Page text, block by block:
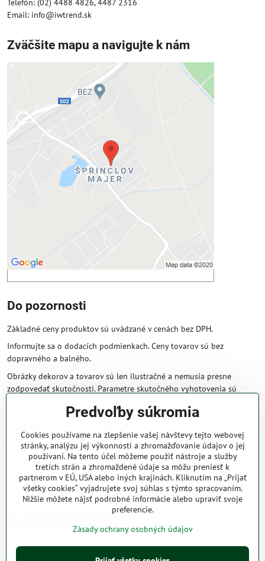
Email: info@iwtrend.sk
Zväčšite mapu a navigujte k nám
Externý obsah je blokovaný
Prajete si načítať externý obsah?
Povoliť tentokrát
Povoliť a zapamätať - súhlas s druhom
cookie: Funkčné
Otvoriť obsah v novom okne
Do pozornosti
Základné ceny produktov sú uvádzané v cenách bez DPH.
Informujte sa o dodacích podmienkach. Ceny tovarov sú bez
dopravného a balného.
Obrázky dekorov a tovarov sú len ilustračné a nemusia presne
zodpovedať skutočnosti. Parametre skutočného vyhotovenia sú
Obchodné podmienky
Naše obchodné podmienky zaručujú bezproblémové spracovanie
Vašej zakázky online.
V prípade, že máte s nami už dojednané obchodné podmienky, ceny a
zľavy z minulosti, platia tie, ktoré sú pre Vás výhodnejšie.
Predvoľby súkromia
Cookies používame na zlepšenie vašej návštevy tejto webovej
stránky, analýzu jej výkonnosti a zhromažďovanie údajov o jej
používaní. Na tento účel môžeme použiť nástroje a služby
tretích strán a zhromaždené údaje sa môžu preniesť k
partnerom v EÚ, USA alebo iných krajinách. Kliknutím na „Prijať
všetky cookies“ vyjadrujete svoj súhlas s týmto spracovaním.
Nižšie môžete nájsť podrobné informácie alebo upraviť svoje
preferencie.
Zásady ochrany osobných údajov